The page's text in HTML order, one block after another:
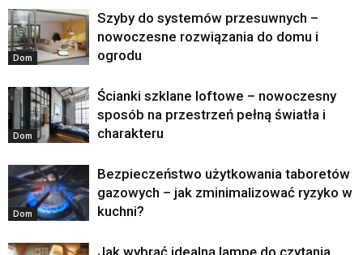
Dom
Szyby do systemów przesuwnych –
nowoczesne rozwiązania do domu i
ogrodu
Dom
Ścianki szklane loftowe – nowoczesny
sposób na przestrzeń pełną światła i
charakteru
Dom
Bezpieczeństwo użytkowania taboretów
gazowych – jak zminimalizować ryzyko w
kuchni?
Jak wybrać idealną lampę do czytania